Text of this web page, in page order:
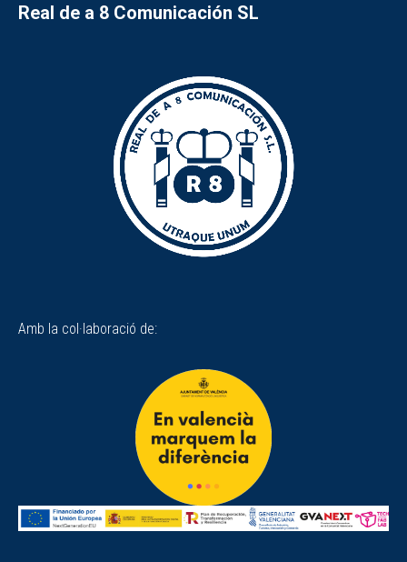
Real de a 8 Comunicación SL
Amb la col·laboració de: